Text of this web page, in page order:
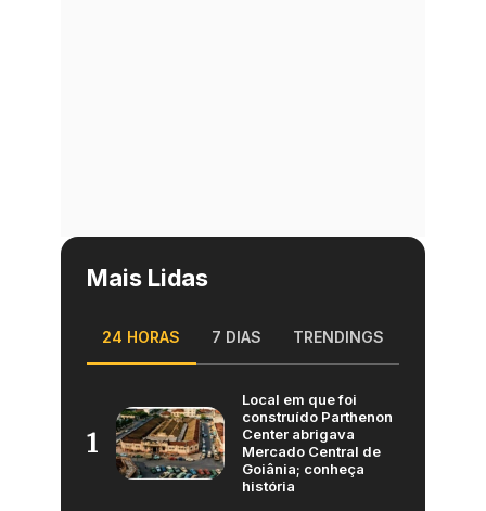
Mais Lidas
24 HORAS 7 DIAS TRENDINGS
1
Local em que foi
construído Parthenon
Center abrigava
Mercado Central de
Goiânia; conheça
história